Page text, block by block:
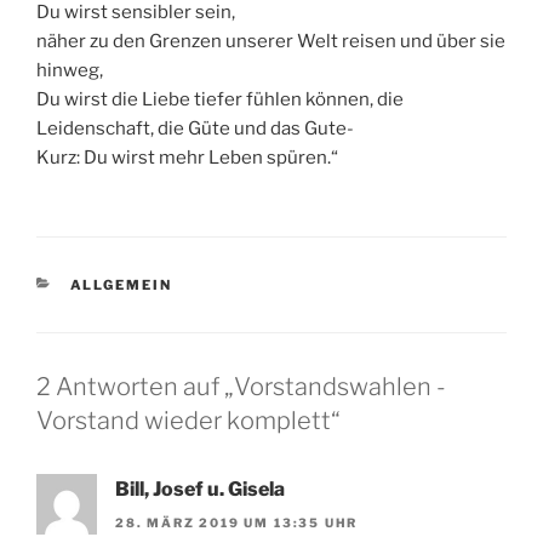
Du wirst sensibler sein,
näher zu den Grenzen unserer Welt reisen und über sie
hinweg,
Du wirst die Liebe tiefer fühlen können, die
Leidenschaft, die Güte und das Gute-
Kurz: Du wirst mehr Leben spüren.“
KATEGORIEN
ALLGEMEIN
2 Antworten auf „Vorstandswahlen -
Vorstand wieder komplett“
Bill, Josef u. Gisela
28. MÄRZ 2019 UM 13:35 UHR